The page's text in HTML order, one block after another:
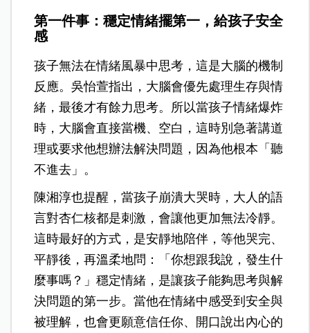
第一件事：穩定情緒擺第一，給孩子安全
感
孩子無法在情緒風暴中思考，這是大腦的機制
反應。吳怡萱指出，大腦會優先處理生存與情
緒，最後才有餘力思考。所以當孩子情緒爆炸
時，大腦會直接當機、空白，這時別急著講道
理或要求他想辦法解決問題，因為他根本「聽
不進去」。
陳湘淳也提醒，當孩子崩潰大哭時，大人的語
言對杏仁核都是刺激，會讓他更加無法冷靜。
這時最好的方式，是安靜地陪伴，等他哭完、
平靜後，再溫柔地問：「你想跟我說，發生什
麼事嗎？」穩定情緒，是讓孩子能夠思考與解
決問題的第一步。當他在情緒中感受到安全與
被理解，也會更願意信任你、開口說出內心的